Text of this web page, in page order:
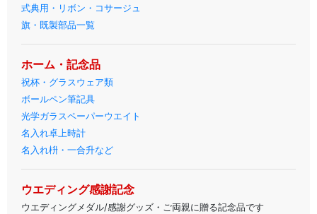
式典用・リボン・コサージュ
旗・既製部品一覧
ホーム・記念品
祝杯・グラスウェア類
ボールペン筆記具
光学ガラスペーパーウエイト
名入れ卓上時計
名入れ枡・一合升など
ウエディング感謝記念
ウエディングメダル/感謝グッズ・ご両親に贈る記念品です